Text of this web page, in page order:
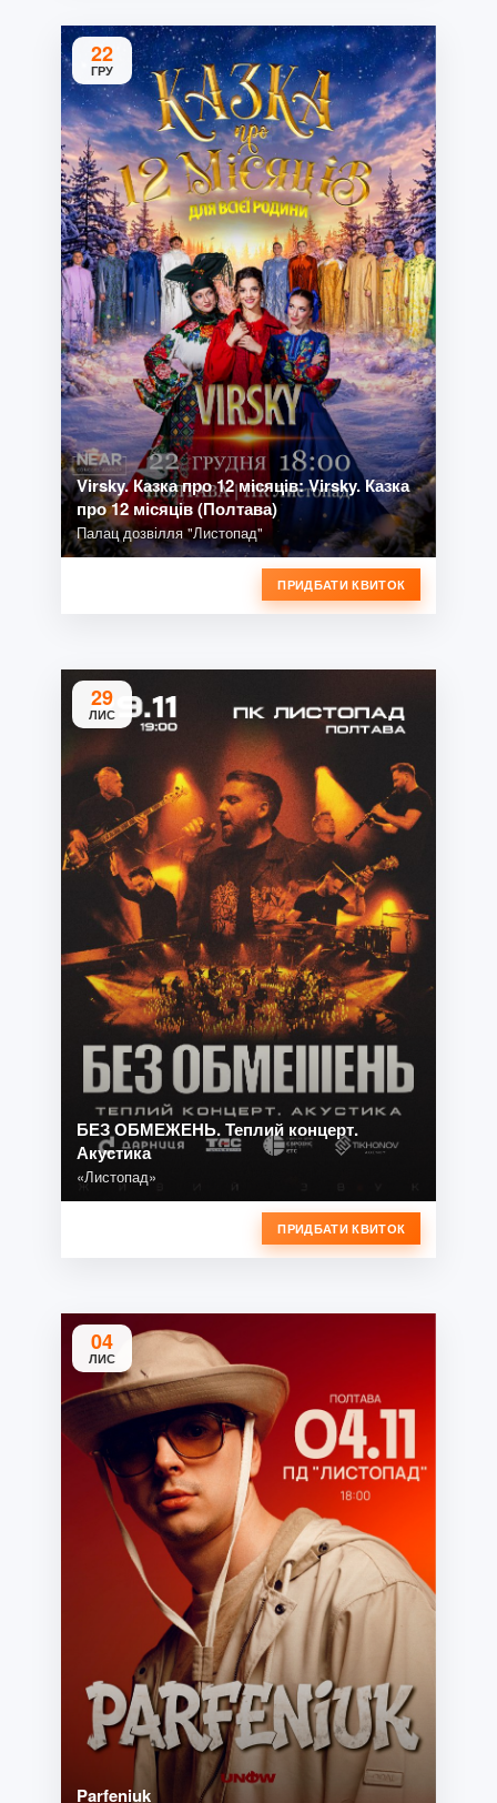
22
ГРУ
Virsky. Казка про 12 місяців: Virsky. Казка
про 12 місяців (Полтава)
Палац дозвілля "Листопад"
ПРИДБАТИ КВИТОК
29
ЛИС
БЕЗ ОБМЕЖЕНЬ. Теплий концерт.
Акустика
«Листопад»
ПРИДБАТИ КВИТОК
04
ЛИС
Parfeniuk